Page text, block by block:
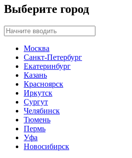
Выберите город
Москва
Санкт-Петербург
Екатеринбург
Казань
Красноярск
Иркутск
Сургут
Челябинск
Тюмень
Пермь
Уфа
Новосибирск